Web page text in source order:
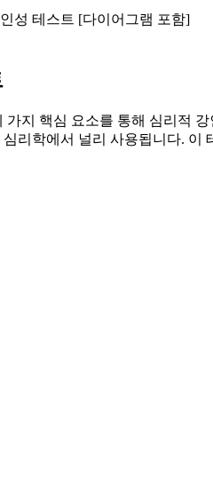
성 테스트 [다이어그램 포함]
지 핵심 요소를 통해 심리적
리학에서 널리 사용됩니다.